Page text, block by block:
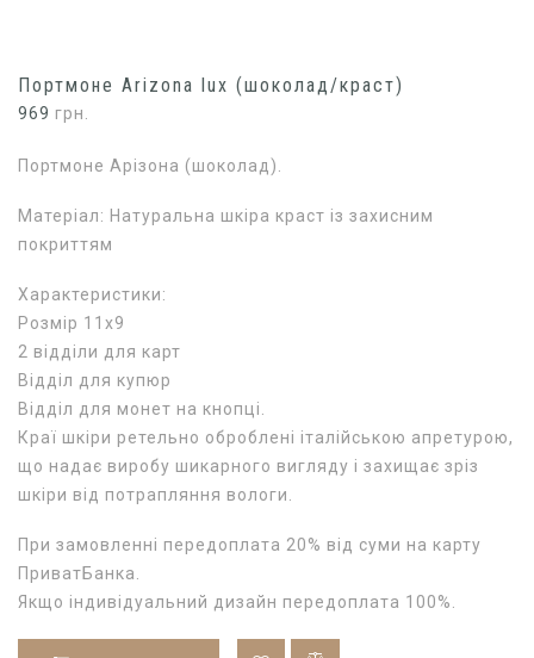
Портмоне Arizona lux (шоколад/краст)
969 грн.
Портмоне Арізона (шоколад).
Матеріал: Натуральна шкіра краст із захисним
покриттям
Характеристики:
Розмір 11х9
2 відділи для карт
Відділ для купюр
Відділ для монет на кнопці.
Краї шкіри ретельно оброблені італійською апретурою,
що надає виробу шикарного вигляду і захищає зріз
шкіри від потрапляння вологи.
При замовленні передоплата 20% від суми на карту
ПриватБанка.
Якщо індивідуальний дизайн передоплата 100%.